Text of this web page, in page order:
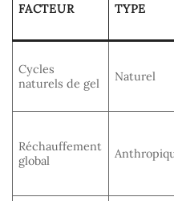
FACTEUR TYPE
Cycles
naturels de gel
Naturel
Réchauffement
global